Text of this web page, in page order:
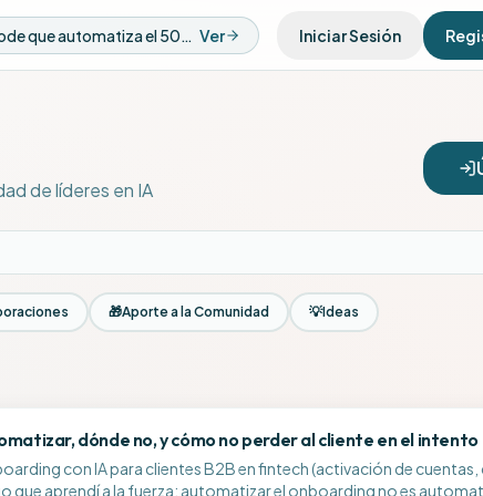
Ver Iniciar Sesión
de líderes en IA
🎁Aporte a la Comunidad 💡Ideas
dónde no, y cómo no perder al cliente en el intento
con IA para clientes B2B en fintech (activación de cuentas,
aprendí a la fuerza: automatizar el onboarding no es